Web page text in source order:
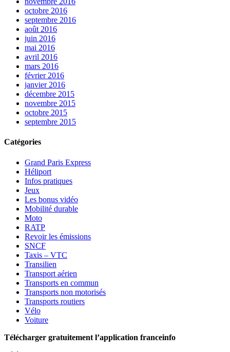
octobre 2016
septembre 2016
août 2016
juin 2016
mai 2016
avril 2016
mars 2016
février 2016
janvier 2016
décembre 2015
novembre 2015
octobre 2015
septembre 2015
Catégories
Grand Paris Express
Héliport
Infos pratiques
Jeux
Les bonus vidéo
Mobilité durable
Moto
RATP
Revoir les émissions
SNCF
Taxis – VTC
Transilien
Transport aérien
Transports en commun
Transports non motorisés
Transports routiers
Vélo
Voiture
Télécharger gratuitement l’application franceinfo